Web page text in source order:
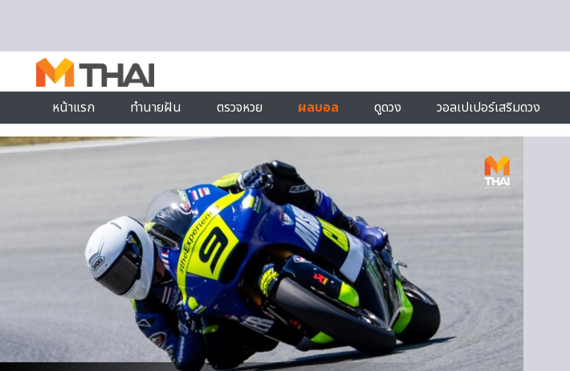
หน้าแรก
ทำนายฝัน ตรวจหวย ผลบอล ดูดวง วอลเปเปอร์เสริมดวง